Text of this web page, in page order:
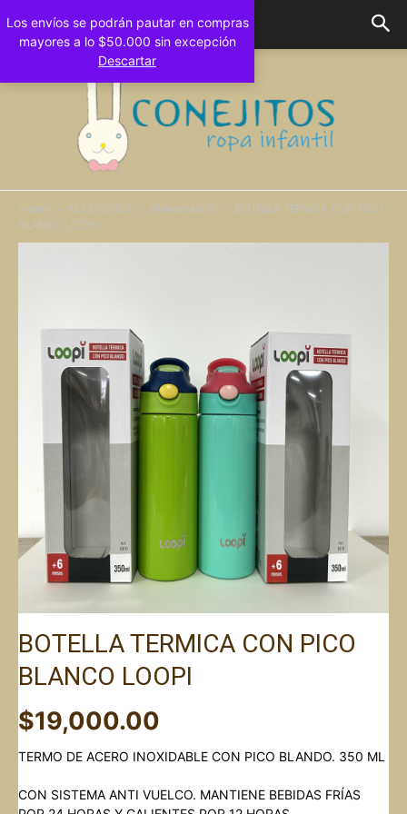
Home ACCESORIOS Alimentación
BOTELLA TERMICA CON PICO
BLANCO LOOPI
BOTELLA TERMICA CON PICO
BLANCO LOOPI
$19,000.00
TERMO DE ACERO INOXIDABLE CON PICO BLANDO. 350 ML
CON SISTEMA ANTI VUELCO. MANTIENE BEBIDAS FRÍAS
Los envíos se podrán pautar en compras
mayores a lo $50.000 sin excepción
Descartar